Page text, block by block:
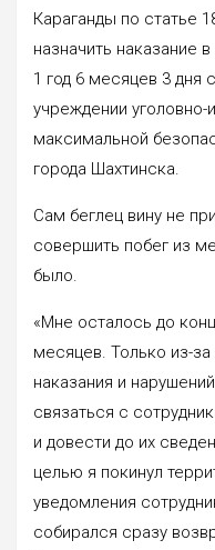
Караганды по статье
назначить наказание
1 год 6 месяцев 3 дня
учреждении
максимальной
города Шахтинска.
Сам беглец вину не
совершить побег из
было.
«Мне осталось до
месяцев. Только из-за
наказания и
связаться с
и довести до их
целью я покинул
уведомления
собирался сразу